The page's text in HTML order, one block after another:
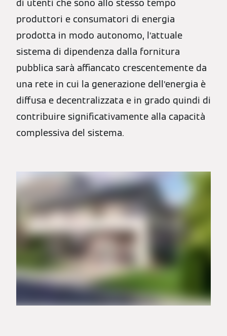
di utenti che sono allo stesso tempo
produttori e consumatori di energia
prodotta in modo autonomo, l’attuale
sistema di dipendenza dalla fornitura
pubblica sarà affiancato crescentemente da
una rete in cui la generazione dell’energia è
diffusa e decentralizzata e in grado quindi di
contribuire significativamente alla capacità
complessiva del sistema.